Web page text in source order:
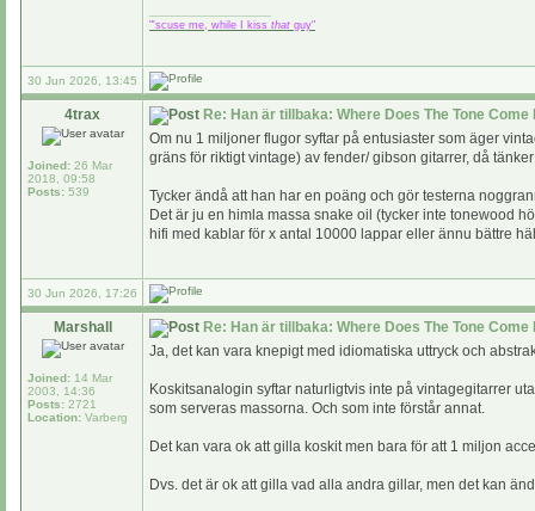
"'scuse me, while I kiss that guy"
30 Jun 2026, 13:45
4trax
Joined: 26 Mar
2018, 09:58
Posts: 539
Re: Han är tillbaka: Where Does The Tone Come
Om nu 1 miljoner flugor syftar på entusiaster som äger
gräns för riktigt vintage) av fender/ gibson gitarrer, då
Tycker ändå att han har en poäng och gör testerna
Det är ju en himla massa snake oil (tycker inte tonewood
hifi med kablar för x antal 10000 lappar eller ännu bättre
30 Jun 2026, 17:26
Marshall
Joined: 14 Mar
2003, 14:36
Posts: 2721
Location: Varberg
Re: Han är tillbaka: Where Does The Tone Come
Ja, det kan vara knepigt med idiomatiska uttryck och
Koskitsanalogin syftar naturligtvis inte på vintagegitarrer
som serveras massorna. Och som inte förstår annat.
Det kan vara ok att gilla koskit men bara för att 1 miljon
Dvs. det är ok att gilla vad alla andra gillar, men det kan